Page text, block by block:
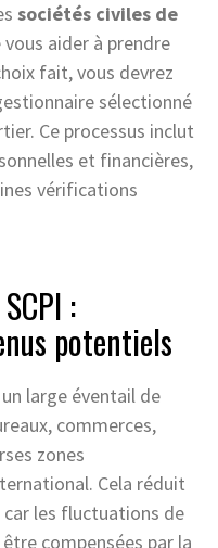
sociétés civiles de
aider à prendre
fait, vous devrez
sélectionné
Ce processus inclut
et financières,
vérifications
:
potentiels
large éventail de
commerces,
zones
Cela réduit
car les fluctuations de
compensées par la